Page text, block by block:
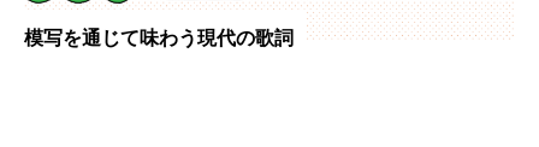
模写を通じて味わう現代の歌詞